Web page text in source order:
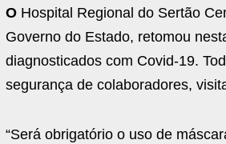
O Hospital Regional do Sertão
Governo do Estado, retomou
diagnosticados com Covid-19.
segurança de colaboradores,
“Será obrigatório o uso de